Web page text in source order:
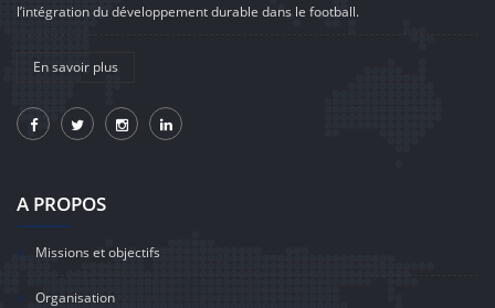
l’intégration du développement durable dans le football.
En savoir plus
A PROPOS
Missions et objectifs
Organisation